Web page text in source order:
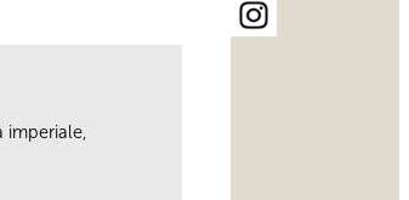
imperiale,